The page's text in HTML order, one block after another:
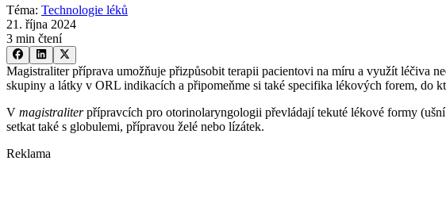
Téma: Technologie léků
21. října 2024
3 min čtení
Magistraliter příprava umožňuje přizpůsobit terapii pacientovi na míru a využít léčiva
skupiny a látky v ORL indikacích a připomeňme si také specifika lékových forem, do
V magistraliterpřípravcích pro otorinolaryngologii převládají tekuté lékové formy
setkat také s globulemi, přípravou želé nebo lízátek.
Reklama